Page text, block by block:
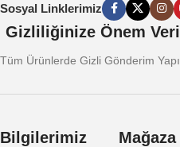
Sosyal Linklerimiz
Gizliliğinize Önem
Tüm Ürünlerde Gizli Gönderim
Bilgilerimiz Mağaza